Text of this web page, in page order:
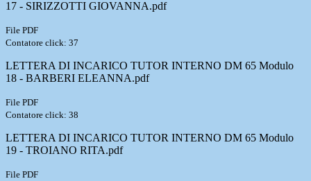
17 - SIRIZZOTTI GIOVANNA.pdf
File PDF
Contatore click: 37
LETTERA DI INCARICO TUTOR INTERNO DM 65 Modulo
18 - BARBERI ELEANNA.pdf
File PDF
Contatore click: 38
LETTERA DI INCARICO TUTOR INTERNO DM 65 Modulo
19 - TROIANO RITA.pdf
File PDF